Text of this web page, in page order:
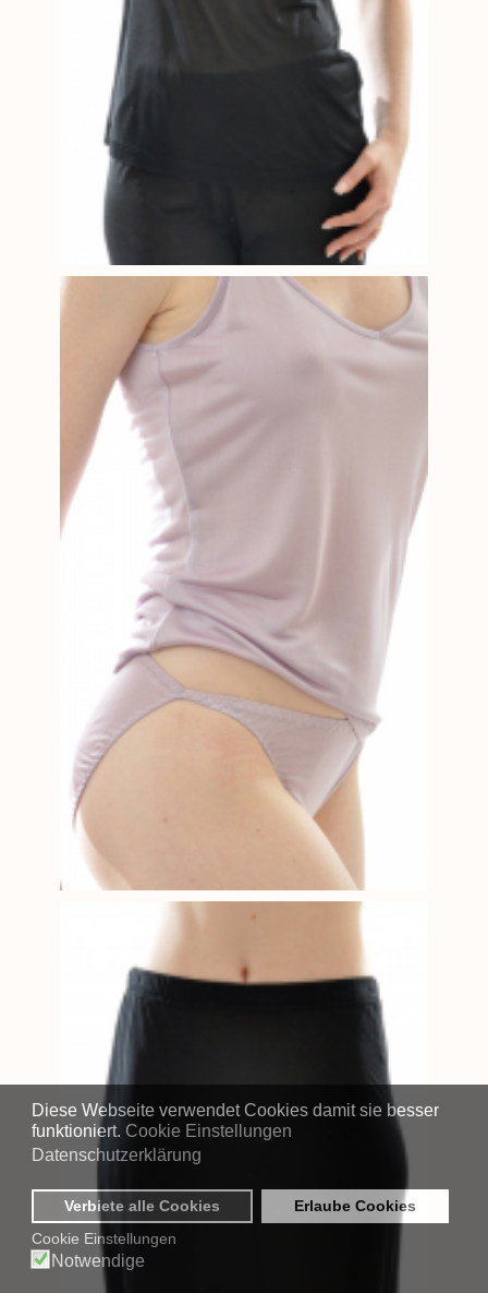
Diese Webseite verwendet Cookies damit sie besser
funktioniert. Cookie Einstellungen
Datenschutzerklärung
Verbiete alle Cookies
Erlaube Cookies
Cookie Einstellungen
Notwendige